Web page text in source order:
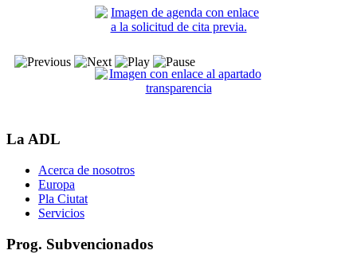
La ADL
Acerca de nosotros
Europa
Pla Ciutat
Servicios
Prog. Subvencionados